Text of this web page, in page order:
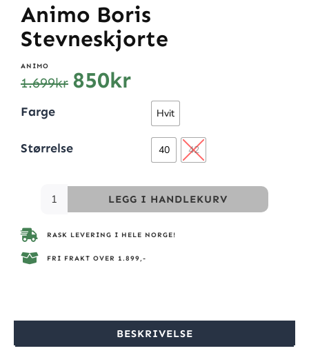
Animo Boris
Stevneskjorte
ANIMO
1.699kr 850kr
Farge Hvit
Størrelse 40 42
LEGG I HANDLEKURV
RASK LEVERING I HELE NORGE!
FRI FRAKT OVER 1.899,-
BESKRIVELSE